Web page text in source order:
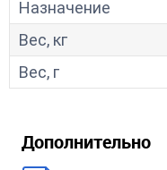
Назначение
Вес, кг
Вес, г
Дополнительно